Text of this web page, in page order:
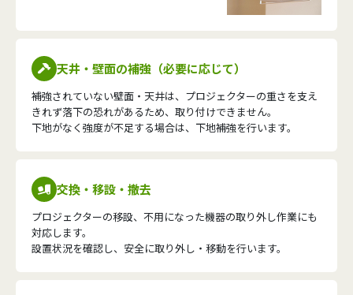
天井・壁面の補強（必要に応じて）
補強されていない壁面・天井は、プロジェクターの重さを支え
きれず落下の恐れがあるため、取り付けできません。
下地がなく強度が不足する場合は、下地補強を行います。
交換・移設・撤去
プロジェクターの移設、不用になった機器の取り外し作業にも
対応します。
設置状況を確認し、安全に取り外し・移動を行います。